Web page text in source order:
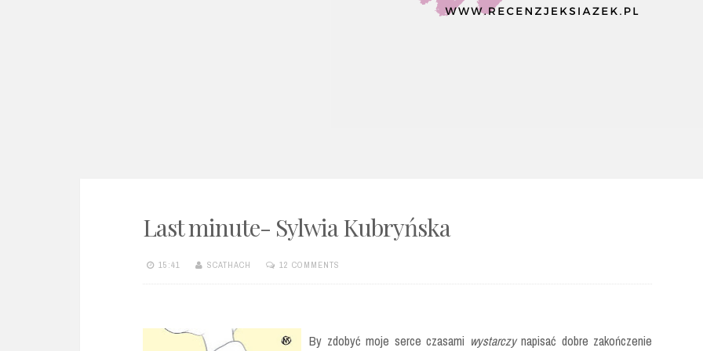
Last minute- Sylwia Kubryńska
15:41 SCATHACH 12 COMMENTS
By zdobyć moje serce czasami wystarczynapisać dobre zakończenie